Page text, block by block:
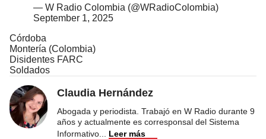
— W Radio Colombia (@WRadioColombia)
September 1, 2025
Córdoba
Montería (Colombia)
Disidentes FARC
Soldados
Claudia Hernández
Abogada y periodista. Trabajó en W Radio durante 9
años y actualmente es corresponsal del Sistema
Informativo
Leer más